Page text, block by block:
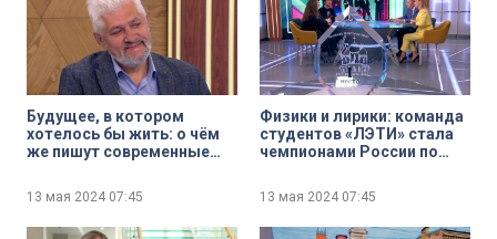
Будущее, в котором
хотелось бы жить: о чём
же пишут современные
13 мая 2024 07:45
Физики и лирики: команда
студентов «ЛЭТИ» стала
чемпионами России по
13 мая 2024 07:45